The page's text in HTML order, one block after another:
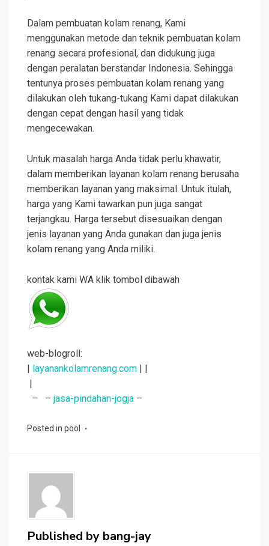
Dalam pembuatan kolam renang, Kami
menggunakan metode dan teknik pembuatan kolam
renang secara profesional, dan didukung juga
dengan peralatan berstandar Indonesia. Sehingga
tentunya proses pembuatan kolam renang yang
dilakukan oleh tukang-tukang Kami dapat dilakukan
dengan cepat dengan hasil yang tidak
mengecewakan.
Untuk masalah harga Anda tidak perlu khawatir,
dalam memberikan layanan kolam renang berusaha
memberikan layanan yang maksimal. Untuk itulah,
harga yang Kami tawarkan pun juga sangat
terjangkau. Harga tersebut disesuaikan dengan
jenis layanan yang Anda gunakan dan juga jenis
kolam renang yang Anda miliki.
kontak kami WA klik tombol dibawah
web-blogroll:
| layanankolamrenang.com | |
|
– – jasa-pindahan-jogja –
Posted in pool
Published by bang-jay